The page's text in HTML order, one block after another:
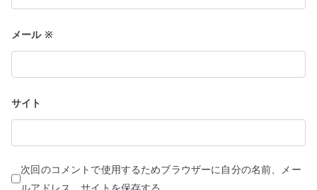
メール ※
サイト
次回のコメントで使用するためブラウザーに自分の名前、メー